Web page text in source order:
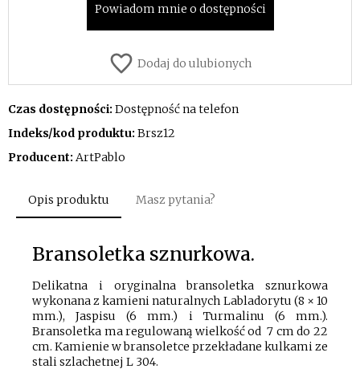
Powiadom mnie o dostępności
Dodaj do ulubionych
Czas dostępności: Dostępność na telefon
Indeks/kod produktu: Brsz12
Producent: ArtPablo
Opis produktu Masz pytania?
Bransoletka sznurkowa.
Delikatna i oryginalna bransoletka sznurkowa
wykonana z kamieni naturalnych Labladorytu (8 × 10
mm.), Jaspisu (6 mm.) i Turmalinu (6 mm.).
Bransoletka ma regulowaną wielkość od 7 cm do 22
cm. Kamienie w bransoletce przekładane kulkami ze
stali szlachetnej L 304.